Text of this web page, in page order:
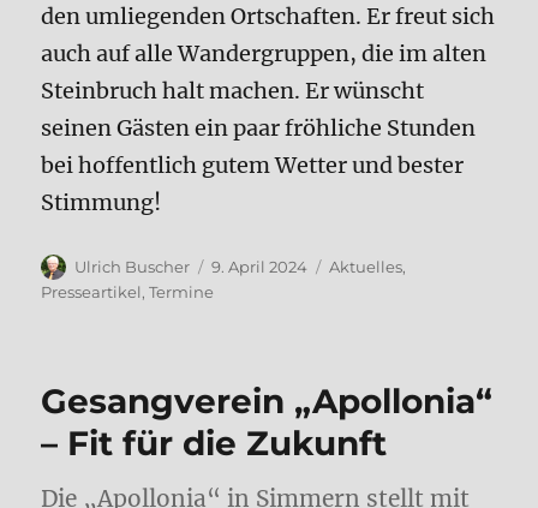
den umliegenden Ortschaften. Er freut sich
auch auf alle Wandergruppen, die im alten
Steinbruch halt machen. Er wünscht
seinen Gästen ein paar fröhliche Stunden
bei hoffentlich gutem Wetter und bester
Stimmung!
Autor
Ulrich Buscher
Veröffentlicht
am
9. April 2024 Kategorien
Aktuelles,
Presseartikel,Termine
Gesangverein „Apollonia“
– Fit für die Zukunft
Die „Apollonia“ in Simmern stellt mit